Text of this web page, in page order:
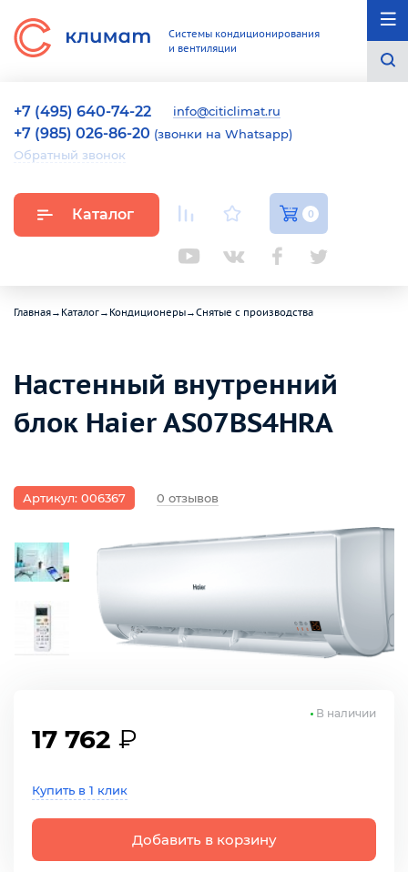
Системы кондиционирования
и вентиляции
+7 (495) 640-74-22 info@citiclimat.ru
+7 (985) 026-86-20 (звонки на Whatsapp)
Обратный звонок
Каталог 0
Главная→ Каталог→ Кондиционеры→Снятые с производства
Настенный внутренний
блок Haier AS07BS4HRA
Артикул: 006367 0 отзывов
17 762 ₽
Купить в 1 клик
Добавить в корзину
В наличии